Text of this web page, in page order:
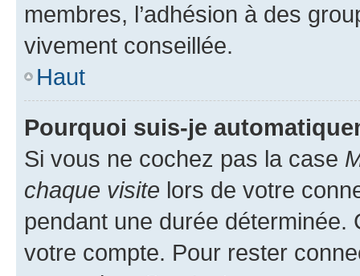
membres, l’adhésion à des
vivement conseillée.
Haut
Pourquoi suis-je
Si vous ne cochez pas la case
chaque visite lors de votre
pendant une durée déterminée.
votre compte. Pour rester